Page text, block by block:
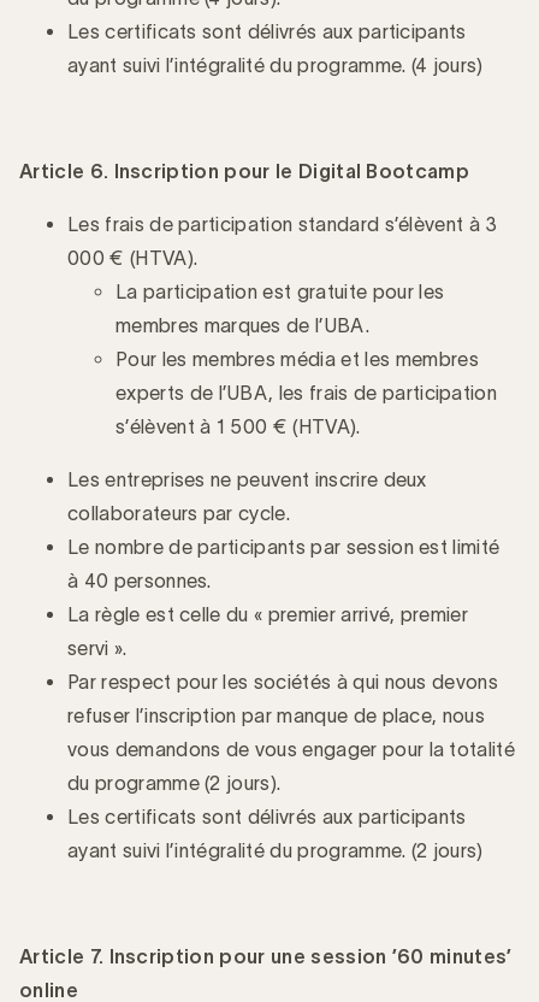
Les certificats sont délivrés aux participants
ayant suivi l’intégralité du programme. (4 jours)
Article 6. Inscription pour le Digital Bootcamp
Les frais de participation standard s’élèvent à 3
000 € (HTVA).
La participation est gratuite pour les
membres marques de l’UBA.
Pour les membres média et les membres
experts de l’UBA, les frais de participation
s’élèvent à 1 500 € (HTVA).
Les entreprises ne peuvent inscrire deux
collaborateurs par cycle.
Le nombre de participants par session est limité
à 40 personnes.
La règle est celle du « premier arrivé, premier
servi ».
Par respect pour les sociétés à qui nous devons
refuser l’inscription par manque de place, nous
vous demandons de vous engager pour la totalité
du programme (2 jours).
Les certificats sont délivrés aux participants
ayant suivi l’intégralité du programme. (2 jours)
Article 7. Inscription pour une session ’60 minutes’
online